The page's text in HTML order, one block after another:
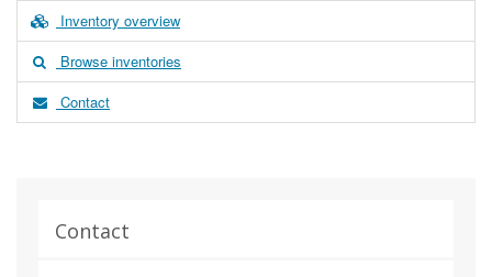
Inventory overview
Browse inventories
Contact
Contact